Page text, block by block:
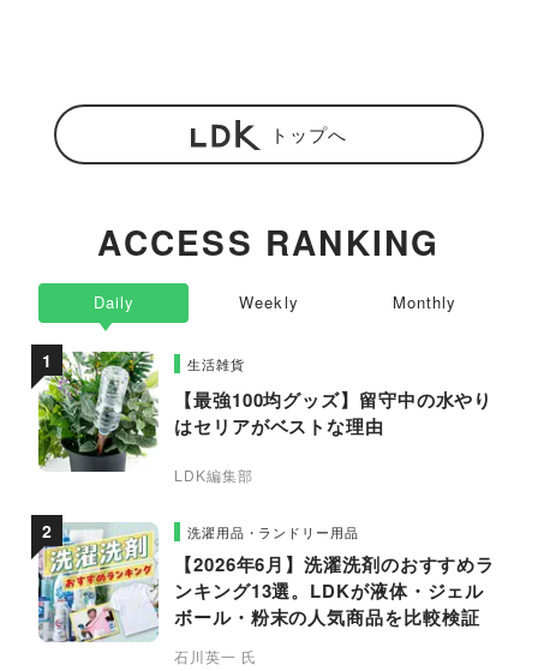
トップへ
ACCESS RANKING
Daily
生活雑貨
【最強100均グッズ】留守中の水やり
はセリアがベストな理由
LDK編集部
洗濯用品・ランドリー用品
【2026年6月】洗濯洗剤のおすすめラ
ンキング13選。LDKが液体・ジェル
ボール・粉末の人気商品を比較検証
石川英一 氏
Weekly Monthly